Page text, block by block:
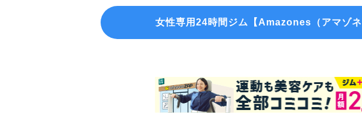
女性専用24時間ジム【Amazones（アマゾ